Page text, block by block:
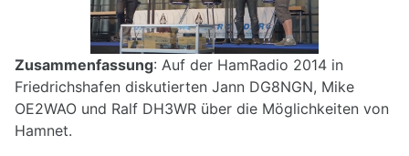
Zusammenfassung: Auf der HamRadio 2014 in
Friedrichshafen diskutierten Jann DG8NGN, Mike
OE2WAO und Ralf DH3WR über die Möglichkeiten von
Hamnet.